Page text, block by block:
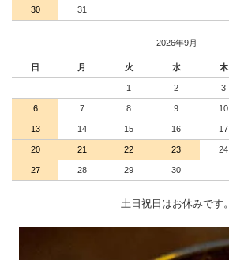
30 31
2026年9月
日 月 火 水 木
1 2 3
6 7 8 9 10
13 14 15 16 17
20 21 22 23 24
27 28 29 30
土日祝日はお休みです。